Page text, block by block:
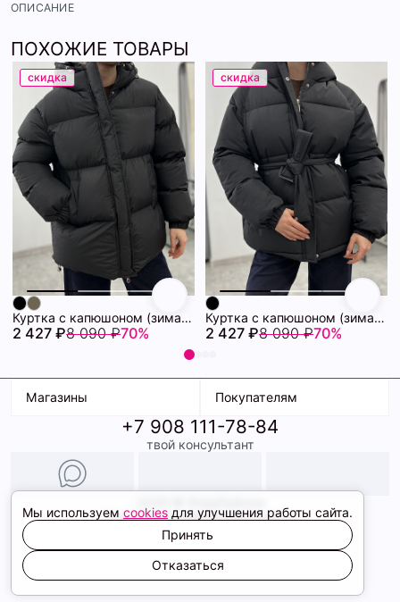
ОПИСАНИЕ
ПОХОЖИЕ ТОВАРЫ
скидка
Куртка с капюшоном (зима) 72460880\15
2 427 ₽8 090 ₽70%
скидка
Куртка с капюшоном (зима) 72460878\15
2 427 ₽8 090 ₽70%
Магазины
ТК Терминал
ТРК Континент
Покупателям
Доставка
Условия оплаты
Образы
+7 908 111-78-84
твой консультант
Политика конфиденциальности
Соглашение cookie
Сайт создали
Мы используем cookies для улучшения работы сайта.
Принять
Отказаться